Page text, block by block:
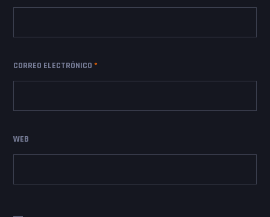
CORREO ELECTRÓNICO *
WEB